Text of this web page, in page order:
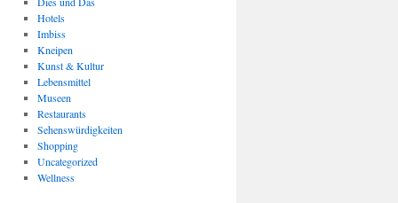
Hotels
Imbiss
Kneipen
Kunst & Kultur
Lebensmittel
Museen
Restaurants
Sehenswürdigkeiten
Shopping
Uncategorized
Wellness